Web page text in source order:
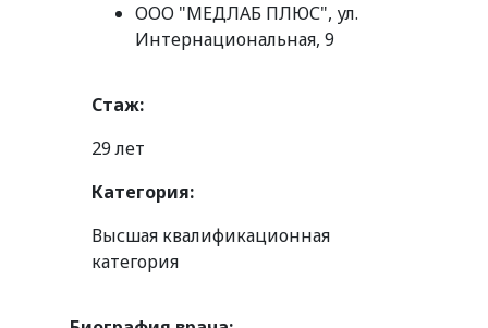
ООО "МЕДЛАБ ПЛЮС", ул.
Интернациональная, 9
Стаж:
29 лет
Категория:
Высшая квалификационная
категория